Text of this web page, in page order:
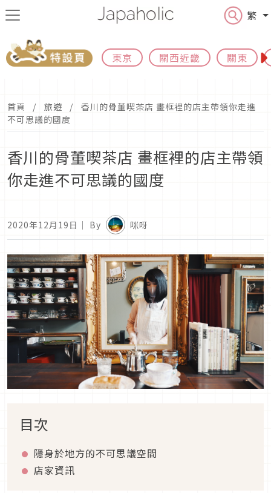
繁
東京 關西近畿 關東
首頁 旅遊
香川的骨董喫茶店 畫框裡的店主帶領你走進
不可思議的國度
香川的骨董喫茶店 畫框裡的店主帶領
你走進不可思議的國度
2020年12月19日 ｜ By 咪呀
目次
隱身於地方的不可思議空間
店家資訊